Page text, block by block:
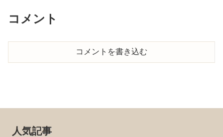
コメント
コメントを書き込む
人気記事